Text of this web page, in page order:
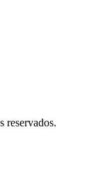
reservados.